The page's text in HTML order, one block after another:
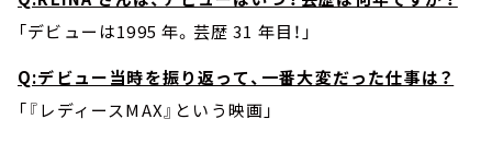
「デビューは1995 年。芸歴 31 年目！」
Q:デビュー当時を振り返って、一番大変だった仕事は？
「『レディースMAX』という映画」